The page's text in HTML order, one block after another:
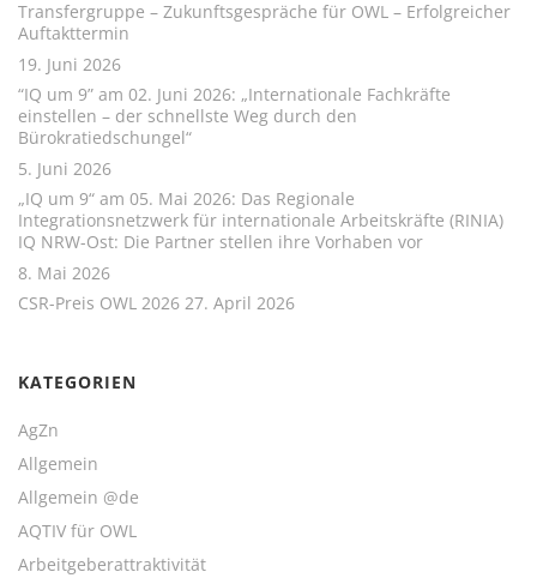
Transfergruppe – Zukunftsgespräche für OWL – Erfolgreicher
Auftakttermin
19. Juni 2026
“IQ um 9” am 02. Juni 2026: „Internationale Fachkräfte
einstellen – der schnellste Weg durch den
Bürokratiedschungel“
5. Juni 2026
„IQ um 9“ am 05. Mai 2026: Das Regionale
Integrationsnetzwerk für internationale Arbeitskräfte (RINIA)
IQ NRW-Ost: Die Partner stellen ihre Vorhaben vor
8. Mai 2026
CSR-Preis OWL 2026 27. April 2026
KATEGORIEN
AgZn
Allgemein
Allgemein @de
AQTIV für OWL
Arbeitgeberattraktivität